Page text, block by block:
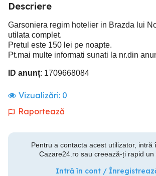
Descriere
Garsoniera regim hotelier in Brazda lui
utilata complet.
Pretul este 150 lei pe noapte.
Pt.mai multe informati sunati la nr.din
ID anunț: 1709668084
Vizualizări: 0
Raportează
Pentru a contacta acest utilizator, intră
Cazare24.ro sau creează-ți rapid un
Intră în cont /